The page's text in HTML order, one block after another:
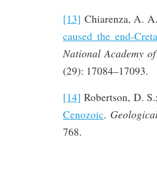
[13] Chiarenza, A.
caused the end-
National Academy
(29): 17084–17093.
[14] Robertson, D. S.;
Cenozoic.
768.